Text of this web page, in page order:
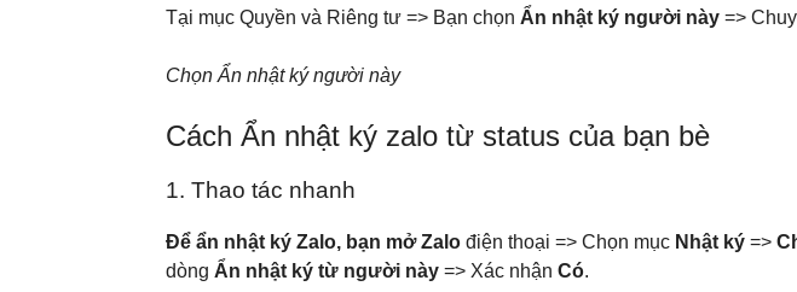
Tại mục Quyền và Riêng tư => Bạn chọn Ẩn nhật ký người này =>
Chọn Ẩn nhật ký người này
Cách Ẩn nhật ký zalo từ status của bạn bè
1. Thao tác nhanh
Để ẩn nhật ký Zalo, bạn mở Zalo điện thoại => Chọn mục Nhật ký =>
dòng Ẩn nhật ký từ người này => Xác nhận Có.